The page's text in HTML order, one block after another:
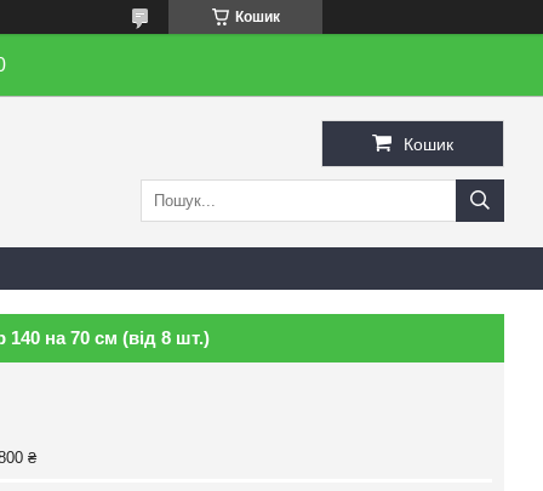
Кошик
Кошик
на 70 см (від 8 шт.)
₴